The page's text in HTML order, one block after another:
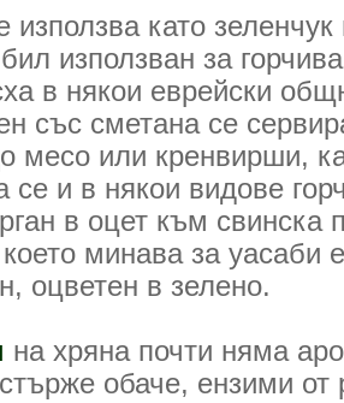
използва като
използван за
в някои еврейски
със сметана се
месо или кренвирши,
се и в някои видове
в оцет към
минава за уасаби
оцветен в зелено.
на хряна почти няма
обаче, ензими от